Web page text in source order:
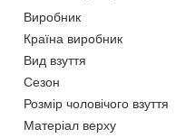
Виробник
Країна виробник
Вид взуття
Сезон
Розмір чоловічого взуття
Матеріал верху